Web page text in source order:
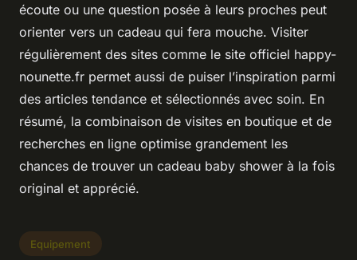
écoute ou une question posée à leurs proches peut
orienter vers un cadeau qui fera mouche. Visiter
régulièrement des sites comme le site officiel happy-
nounette.fr permet aussi de puiser l’inspiration parmi
des articles tendance et sélectionnés avec soin. En
résumé, la combinaison de visites en boutique et de
recherches en ligne optimise grandement les
chances de trouver un cadeau baby shower à la fois
original et apprécié.
Equipement